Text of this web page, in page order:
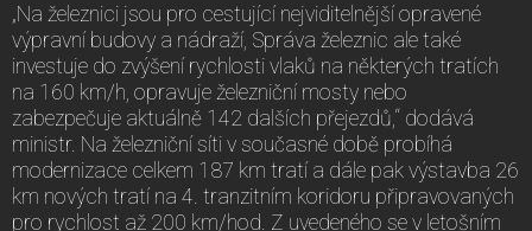
„Na železnici jsou pro cestující nejviditelnější opravené
výpravní budovy a nádraží, Správa železnic ale také
investuje do zvýšení rychlosti vlaků na některých tratích
na 160 km/h, opravuje železniční mosty nebo
zabezpečuje aktuálně 142 dalších přejezdů,“ dodává
ministr. Na železniční síti v současné době probíhá
modernizace celkem 187 km tratí a dále pak výstavba 26
km nových tratí na 4. tranzitním koridoru připravovaných
pro rychlost až 200 km/hod. Z uvedeného se v letošním